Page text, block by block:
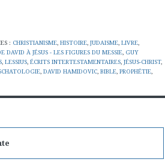
: CHRISTIANISME, HISTOIRE, JUDAISME, LIVRE,
DAVID À JÉSUS - LES FIGURES DU MESSIE, GUY
, LESSIUS, ÉCRITS INTERTESTAMENTAIRES, JÉSUS-CHRIST,
, DAVID HAMIDOVIC, BIBLE, PROPHÉTIE,